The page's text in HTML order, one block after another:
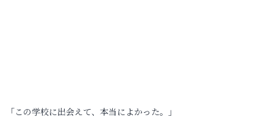
「この学校に出会えて、本当によかった。」